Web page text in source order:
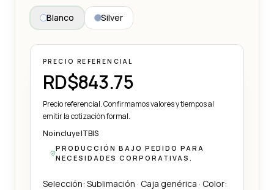
Blanco Silver
PRECIO REFERENCIAL
RD$843.75
Precio referencial. Confirmamos valores y tiempos al
emitir la cotización formal.
No incluye ITBIS
PRODUCCIÓN BAJO PEDIDO PARA
NECESIDADES CORPORATIVAS.
Selección: Sublimación · Caja genérica · Color: